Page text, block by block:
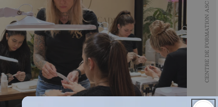
CENTRE DE FORMATION ASC